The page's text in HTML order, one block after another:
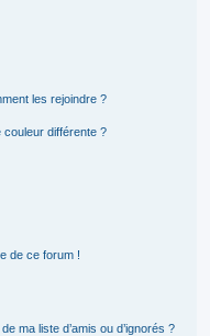
les rejoindre ?
différente ?
de ce forum !
ma liste d’amis ou d’ignorés ?